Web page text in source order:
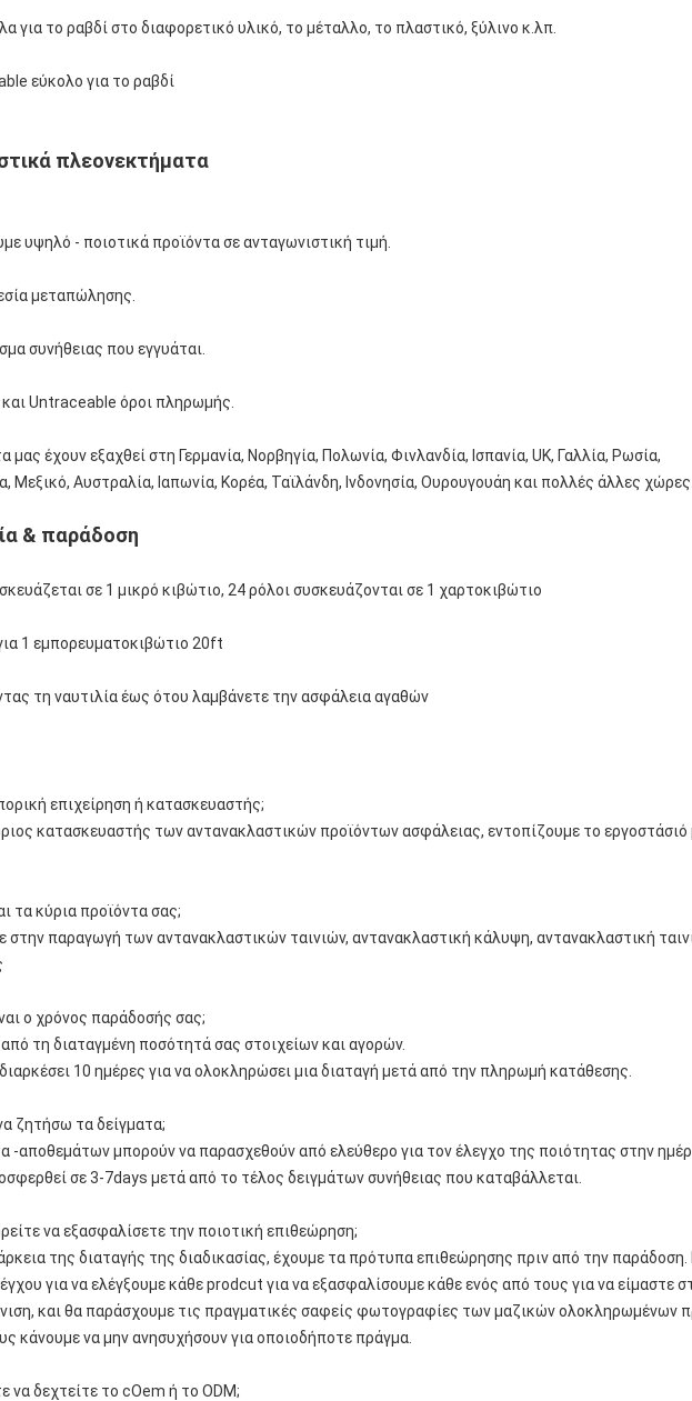
για το ραβδί στο διαφορετικό υλικό, το μέταλλο, το πλαστικό, ξύλινο κ.λπ.
εύκολο για το ραβδί
πλεονεκτήματα
υψηλό - ποιοτικά προϊόντα σε ανταγωνιστική τιμή.
μεταπώλησης.
συνήθειας που εγγυάται.
Untraceable όροι πληρωμής.
μας έχουν εξαχθεί στη Γερμανία, Νορβηγία, Πολωνία, Φινλανδία, Ισπανία, UK, Γαλλία, Ρωσία,
Μεξικό, Αυστραλία, Ιαπωνία, Κορέα, Ταϊλάνδη, Ινδονησία, Ουρουγουάη και πολλές άλλες
& παράδοση
σε 1 μικρό κιβώτιο, 24 ρόλοι συσκευάζονται σε 1 χαρτοκιβώτιο
1 εμπορευματοκιβώτιο 20ft
τη ναυτιλία έως ότου λαμβάνετε την ασφάλεια αγαθών
επιχείρηση ή κατασκευαστής;
κατασκευαστής των αντανακλαστικών προϊόντων ασφάλειας, εντοπίζουμε το
τα κύρια προϊόντα σας;
στην παραγωγή των αντανακλαστικών ταινιών, αντανακλαστική κάλυψη, αντανακλαστική
ο χρόνος παράδοσής σας;
τη διαταγμένη ποσότητά σας στοιχείων και αγορών.
10 ημέρες για να ολοκληρώσει μια διαταγή μετά από την πληρωμή κατάθεσης.
ζητήσω τα δείγματα;
-αποθεμάτων μπορούν να παρασχεθούν από ελεύθερο για τον έλεγχο της ποιότητας στην
σε 3-7days μετά από το τέλος δειγμάτων συνήθειας που καταβάλλεται.
να εξασφαλίσετε την ποιοτική επιθεώρηση;
της διαταγής της διαδικασίας, έχουμε τα πρότυπα επιθεώρησης πριν από την
για να ελέγξουμε κάθε prodcut για να εξασφαλίσουμε κάθε ενός από τους για να είμαστε
και θα παράσχουμε τις πραγματικές σαφείς φωτογραφίες των μαζικών ολοκληρωμένων
κάνουμε να μην ανησυχήσουν για οποιοδήποτε πράγμα.
να δεχτείτε το cOem ή το ODM;